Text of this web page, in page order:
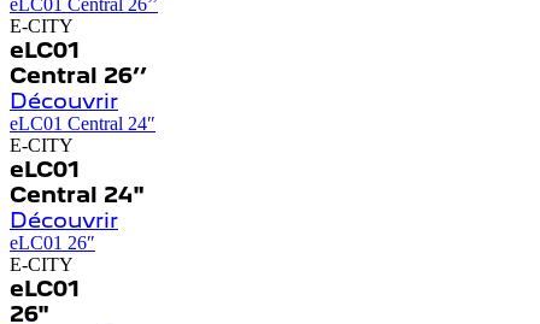
E-CITY
eLC01
Central 26’’
Découvrir
eLC01 Central 24″
E-CITY
eLC01
Central 24"
Découvrir
eLC01 26″
E-CITY
eLC01
26"